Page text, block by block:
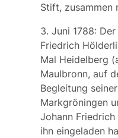
Stift, zusammen
3. Juni 1788:
Friedrich
Mal Heidelberg
Maulbronn, auf
Begleitung
Markgröningen
Johann Friedrich
ihn eingeladen